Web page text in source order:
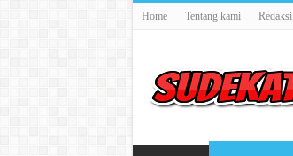
Home Tentang kami Redaksi